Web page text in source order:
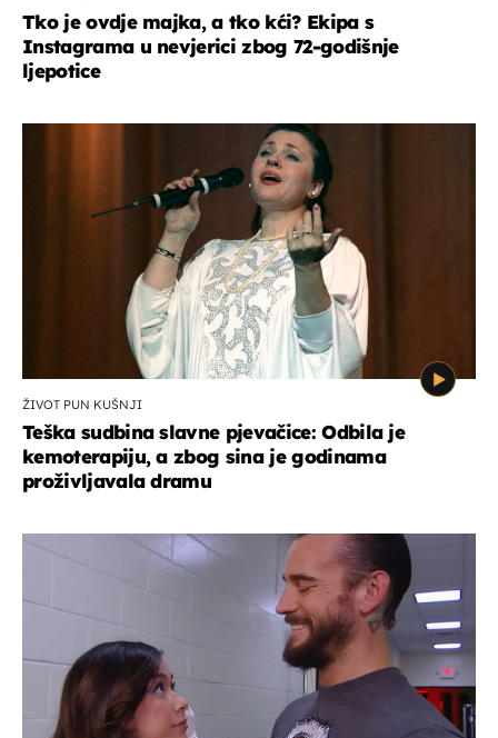
Tko je ovdje majka, a tko kći? Ekipa s
Instagrama u nevjerici zbog 72-godišnje
ljepotice
ŽIVOT PUN KUŠNJI
Teška sudbina slavne pjevačice: Odbila je
kemoterapiju, a zbog sina je godinama
proživljavala dramu